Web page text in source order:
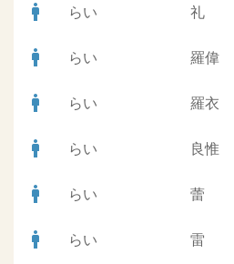
man らい 礼
man らい 羅偉
man らい 羅衣
man らい 良惟
man らい 蕾
man らい 雷